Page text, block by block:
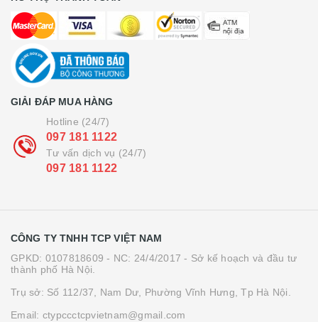
GIẢI ĐÁP MUA HÀNG
Hotline (24/7)
097 181 1122
Tư vấn dịch vụ (24/7)
097 181 1122
CÔNG TY TNHH TCP VIỆT NAM
GPKD: 0107818609 - NC: 24/4/2017 - Sở kế hoạch và đầu tư
thành phố Hà Nội.
Trụ sở: Số 112/37, Nam Dư, Phường Vĩnh Hưng, Tp Hà Nội.
Email: ctypccctcpvietnam@gmail.com